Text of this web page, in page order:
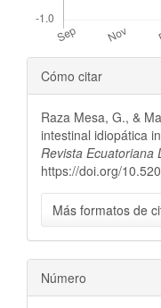
Detalles
del
artículo
Cómo citar
Raza Mesa, G., &
intestinal idiopática
Revista Ecuatoriana
https://doi.org/
Más formatos de
Número